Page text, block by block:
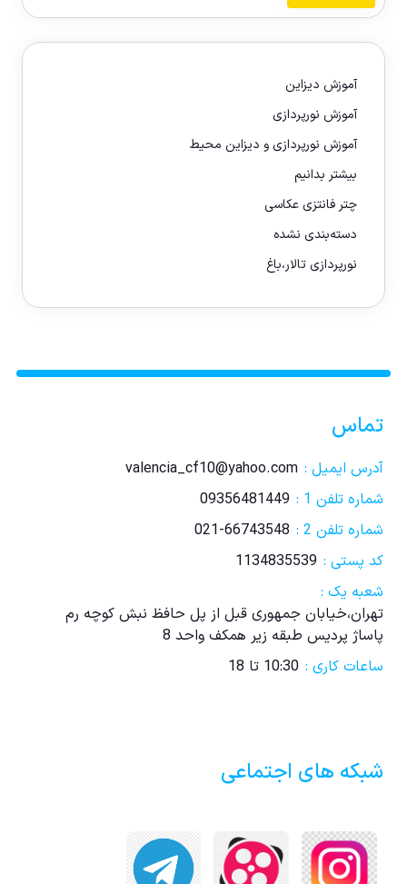
آموزش دیزاین
آموزش نورپردازی
آموزش نورپردازی و دیزاین محیط
بیشتر بدانیم
چتر فانتزی عکاسی
دسته‌بندی نشده
نورپردازی تالار،باغ
تماس
آدرس ایمیل : valencia_cf10@yahoo.com
شماره تلفن 1 :
09356481449
شماره تلفن 2 :
021-66743548
کد پستی : 1134835539
شعبه یک :
تهران،خیابان جمهوری قبل از پل حافظ نبش کوچه رم
پاساژ پردیس طبقه زیر همکف واحد 8
ساعات کاری : 10:30 تا 18
شبکه های اجتماعی